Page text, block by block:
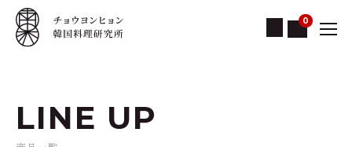
0
LINE UP